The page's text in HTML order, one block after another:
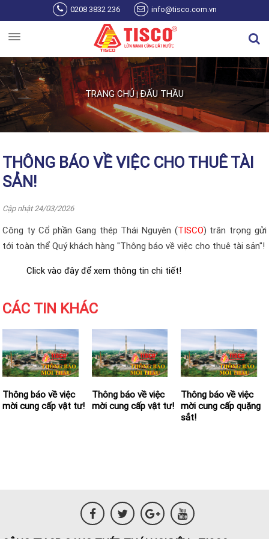
Nhảy đến nội dung 0208 3832 236 info@tisco.com.vn
Bạn đang ở đây
TRANG CHỦ|ĐẤU THẦU
THÔNG BÁO VỀ VIỆC CHO THUÊ TÀI
SẢN!
Cập nhật 24/03/2026
Công ty Cổ phần Gang thép Thái Nguyên (TISCO) trân trọng gửi
tới toàn thể Quý khách hàng "Thông báo về việc cho thuê tài sản"!
Click vào đây để xem thông tin chi tiết!
CÁC TIN KHÁC
Thông báo về việc
mời cung cấp vật tư!
Thông báo về việc
mời cung cấp vật tư!
Thông báo về việc
mời cung cấp quặng
sắt!